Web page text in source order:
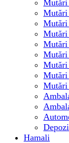
Mutări
Mutări
Mutări
Mutări
Mutări
Mutări
Mutări
Mutări
Hamali